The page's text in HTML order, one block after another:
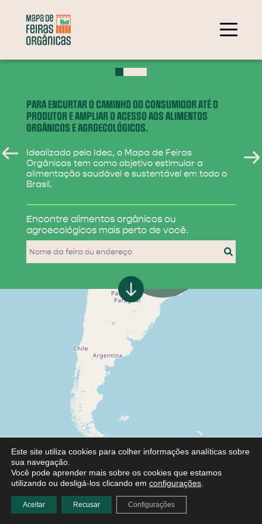
PARA ENCURTAR O CAMINHO DO CONSUMIDOR ATÉ O
PRODUTOR E AMPLIAR O ACESSO AOS ALIMENTOS
ORGÂNICOS E AGROECOLÓGICOS.
Idealizado pelo Idec, o Mapa de Feiras
Orgânicas tem como objetivo estimular a
alimentação saudável e sustentável em todo o
Brasil.
Encontre alimentos orgânicos ou
agroecológicos mais perto de você.
284
31
Este site utiliza cookies para colher informações analíticas sobre
sua navegação.
Você pode aprender mais sobre os cookies que estamos
utilizando ou desligá-los clicando em configurações
Aceitar Recusar Configurações